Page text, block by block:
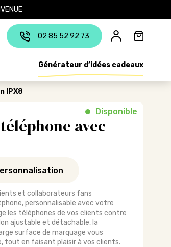
02 85 52 92 73
Générateur d’idées cadeaux
IPX8
avec
Disponible
et collaborateurs fans
personnalisable avec votre
les téléphones de vos clients contre
ajustable et détachable, la
surface de marquage vous
tout en faisant plaisir à vos clients.